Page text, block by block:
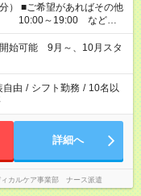
の他
10:00～19:00 など
れば残業はしたくない」
ご紹介します！ ※Wワ
する勤務時間と、もう1つ
間を超える場合は応募でき
始可能 9月～、10月スタ
自由 / シフト勤務 / 10名以
詳細へ
カルケア事業部 ナース派遣